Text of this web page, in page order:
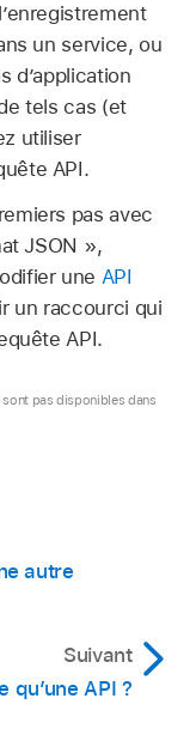
un service, ou
d’application
tels cas (et
utiliser
API.
pas avec
JSON »,
une API
un raccourci qui
API.
sont pas disponibles dans
autre
Suivant
qu’une API ?